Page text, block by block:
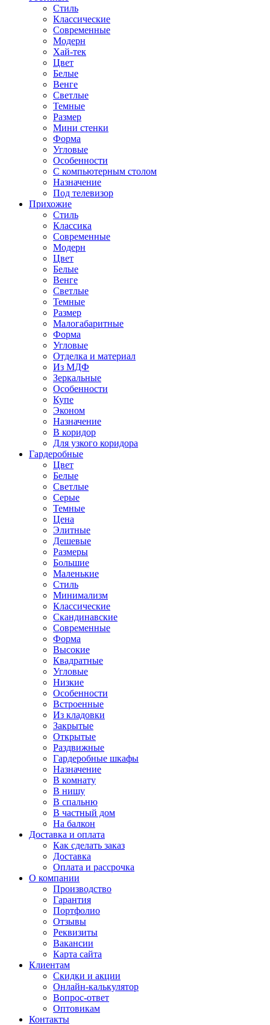
Стиль
Классические
Современные
Модерн
Хай-тек
Цвет
Белые
Венге
Светлые
Темные
Размер
Мини стенки
Форма
Угловые
Особенности
С компьютерным столом
Назначение
Под телевизор
Прихожие
Стиль
Классика
Современные
Модерн
Цвет
Белые
Венге
Светлые
Темные
Размер
Малогабаритные
Форма
Угловые
Отделка и материал
Из МДФ
Зеркальные
Особенности
Купе
Эконом
Назначение
В коридор
Для узкого коридора
Гардеробные
Цвет
Белые
Светлые
Серые
Темные
Цена
Элитные
Дешевые
Размеры
Большие
Маленькие
Стиль
Минимализм
Классические
Скандинавские
Современные
Форма
Высокие
Квадратные
Угловые
Низкие
Особенности
Встроенные
Из кладовки
Закрытые
Открытые
Раздвижные
Гардеробные шкафы
Назначение
В комнату
В нишу
В спальню
В частный дом
На балкон
Доставка и оплата
Как сделать заказ
Доставка
Оплата и рассрочка
О компании
Производство
Гарантия
Портфолио
Отзывы
Реквизиты
Вакансии
Карта сайта
Клиентам
Скидки и акции
Онлайн-калькулятор
Вопрос-ответ
Оптовикам
Контакты